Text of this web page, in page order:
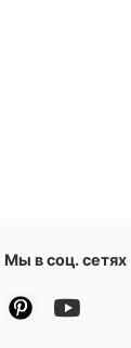
Мы в соц. сетях